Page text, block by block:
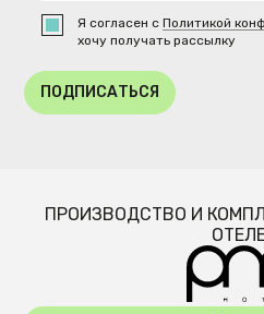
Я согласен сПолитикой
хочу получать рассылку
ПОДПИСАТЬСЯ
ПРОИЗВОДСТВО И